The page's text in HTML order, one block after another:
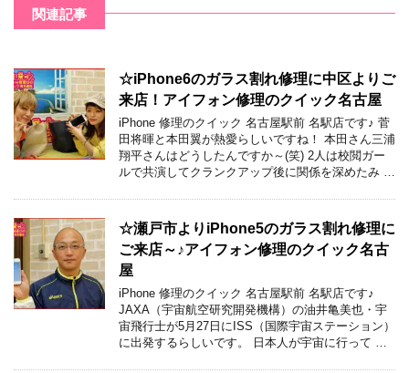
関連記事
☆iPhone6のガラス割れ修理に中区よりご
来店！アイフォン修理のクイック名古屋
iPhone 修理のクイック 名古屋駅前 名駅店です♪ 菅
田将暉と本田翼が熱愛らしいですね！ 本田さん三浦
翔平さんはどうしたんですか～(笑) 2人は校閲ガー
ルで共演してクランクアップ後に関係を深めたみ …
☆瀬戸市よりiPhone5のガラス割れ修理に
ご来店～♪アイフォン修理のクイック名古
屋
iPhone 修理のクイック 名古屋駅前 名駅店です♪
JAXA（宇宙航空研究開発機構）の油井亀美也・宇
宙飛行士が5月27日にISS（国際宇宙ステーション）
に出発するらしいです。 日本人が宇宙に行って …